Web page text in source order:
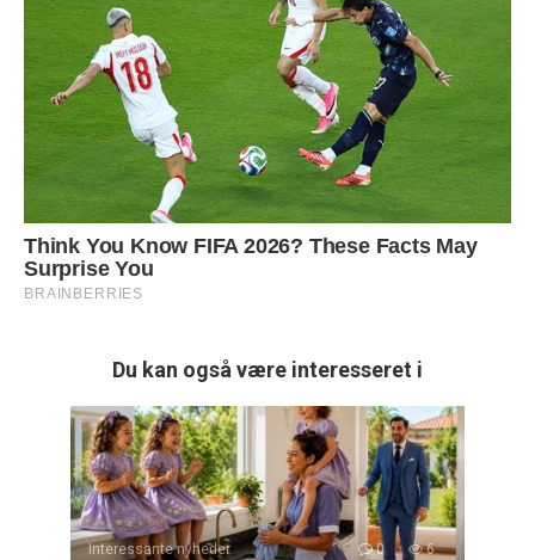
Du kan også være interesseret i
Interessante nyheder 0 6